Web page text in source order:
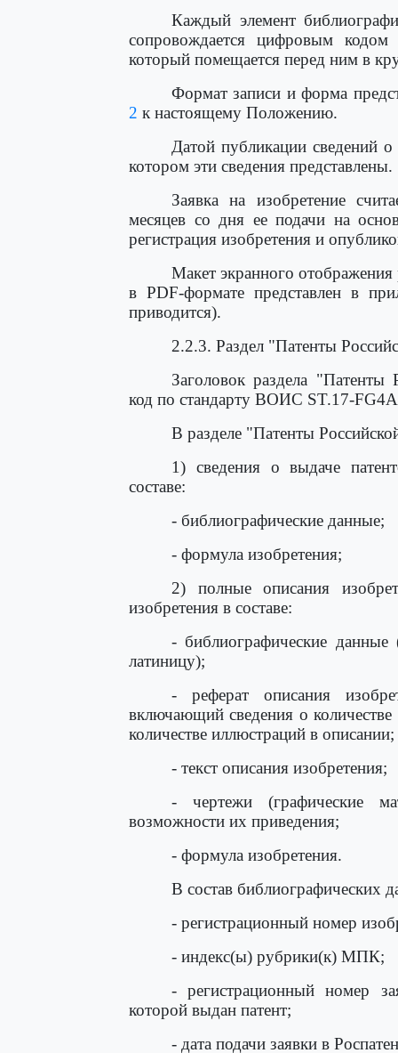
Каждый элемент
сопровождается цифровым
который помещается перед ним в
Формат записи и форма
2 к настоящему Положению.
Датой публикации сведений о
котором эти сведения представлены.
Заявка на изобретение
месяцев со дня ее подачи на
регистрация изобретения и
Макет экранного
в PDF-формате представлен в
приводится).
2.2.3. Раздел "Патенты
Заголовок раздела "Патенты
код по стандарту ВОИС ST.17-
В разделе "Патенты
1) сведения о выдаче
составе:
- библиографические данные;
- формула изобретения;
2) полные описания
изобретения в составе:
- библиографические
латиницу);
- реферат описания
включающий сведения о
количестве иллюстраций в описании;
- текст описания изобретения;
- чертежи (графические
возможности их приведения;
- формула изобретения.
В состав библиографических
- регистрационный номер
- индекс(ы) рубрики(к) МПК;
- регистрационный номер
которой выдан патент;
- дата подачи заявки в